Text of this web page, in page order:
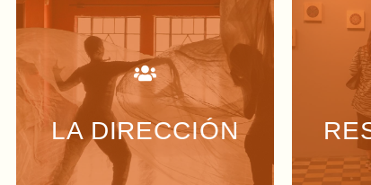
LA DIRECCIÓN
Realiza su gestión en estrecho
vínculo y de manera integral con el
Vicerrectorado Académico y la
Secretaría de Vinculación con la
comunidad
VER MÁS